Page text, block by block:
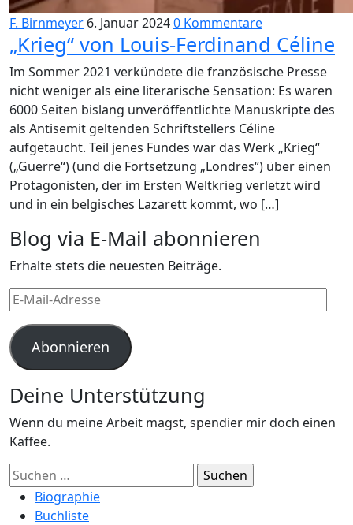
F. Birnmeyer 6. Januar 20240 Kommentare
„Krieg“ von Louis-Ferdinand Céline
Im Sommer 2021 verkündete die französische Presse
nicht weniger als eine literarische Sensation: Es waren
6000 Seiten bislang unveröffentlichte Manuskripte des
als Antisemit geltenden Schriftstellers Céline
aufgetaucht. Teil jenes Fundes war das Werk „Krieg“
(„Guerre“) (und die Fortsetzung „Londres“) über einen
Protagonisten, der im Ersten Weltkrieg verletzt wird
und in ein belgisches Lazarett kommt, wo […]
Blog via E-Mail abonnieren
Erhalte stets die neuesten Beiträge.
E-
Mail-
Adresse
Abonnieren
Deine Unterstützung
Wenn du meine Arbeit magst, spendier mir doch einen
Kaffee.
Suchen
nach:Biographie
Buchliste